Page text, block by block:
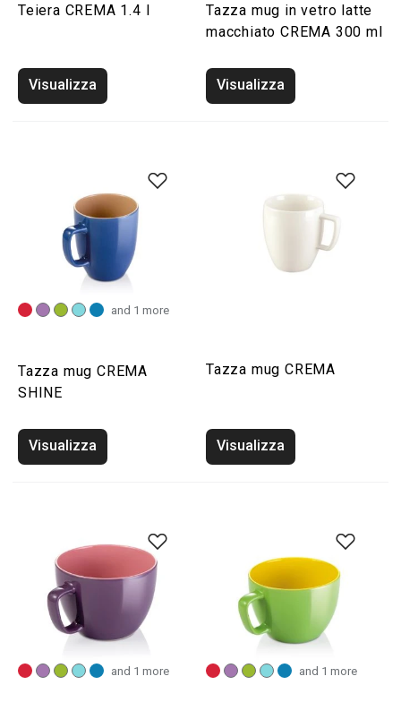
Teiera CREMA 1.4 l
Visualizza
Tazza mug in vetro latte
macchiato CREMA 300 ml
Visualizza
and 1 more
Tazza mug CREMA
SHINE
Visualizza
Tazza mug CREMA
Visualizza
and 1 more and 1 more